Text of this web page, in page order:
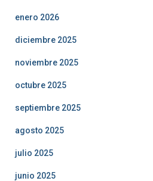
enero 2026
diciembre 2025
noviembre 2025
octubre 2025
septiembre 2025
agosto 2025
julio 2025
junio 2025